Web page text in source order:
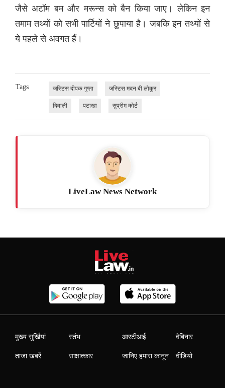
जैसे अटॉम बम और मरून्स को बैन किया जाए। लेकिन इन
तमाम तथ्यों को सभी पार्टियों ने छुपाया है। जबकि इन तथ्यों से
ये पहले से अवगत हैं।
Tags जस्टिस दीपक गुप्ता जस्टिस मदन बी लोकूर
दिवाली पटाखा सुप्रीम कोर्ट
LiveLaw News Network
मुख्य सुर्खियां
ताजा खबरें
स्तंभ
साक्षात्कार
आरटीआई
जानिए हमारा कानून
वेबिनार
वीडियो